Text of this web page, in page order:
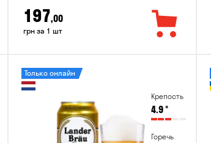
197,00
грн за 1 шт
Крепость
4.9°
Горечь
Только онлайн